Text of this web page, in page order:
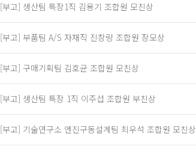
[부고] 생산팀 특장1직 김용기 조합원 모친상
[부고] 부품팀 A/S 자재직 진창량 조합원 장모상
[부고] 구매기획팀 김호균 조합원 모친상
[부고] 생산팀 특장 1직 이주섭 조합원 부친상
[부고] 기술연구소 엔진구동설계팀 최우석 조합원 모친상